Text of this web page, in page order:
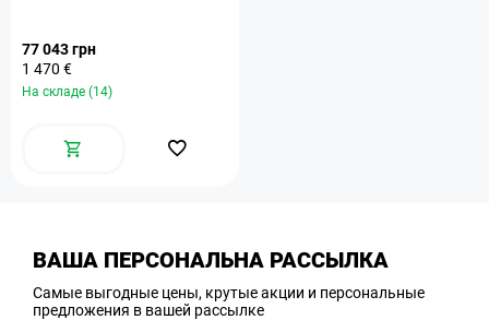
77 043 грн
1 470 €
На складе (14)
ВАША ПЕРСОНАЛЬНА РАССЫЛКА
Самые выгодные цены, крутые акции и персональные
предложения в вашей рассылке